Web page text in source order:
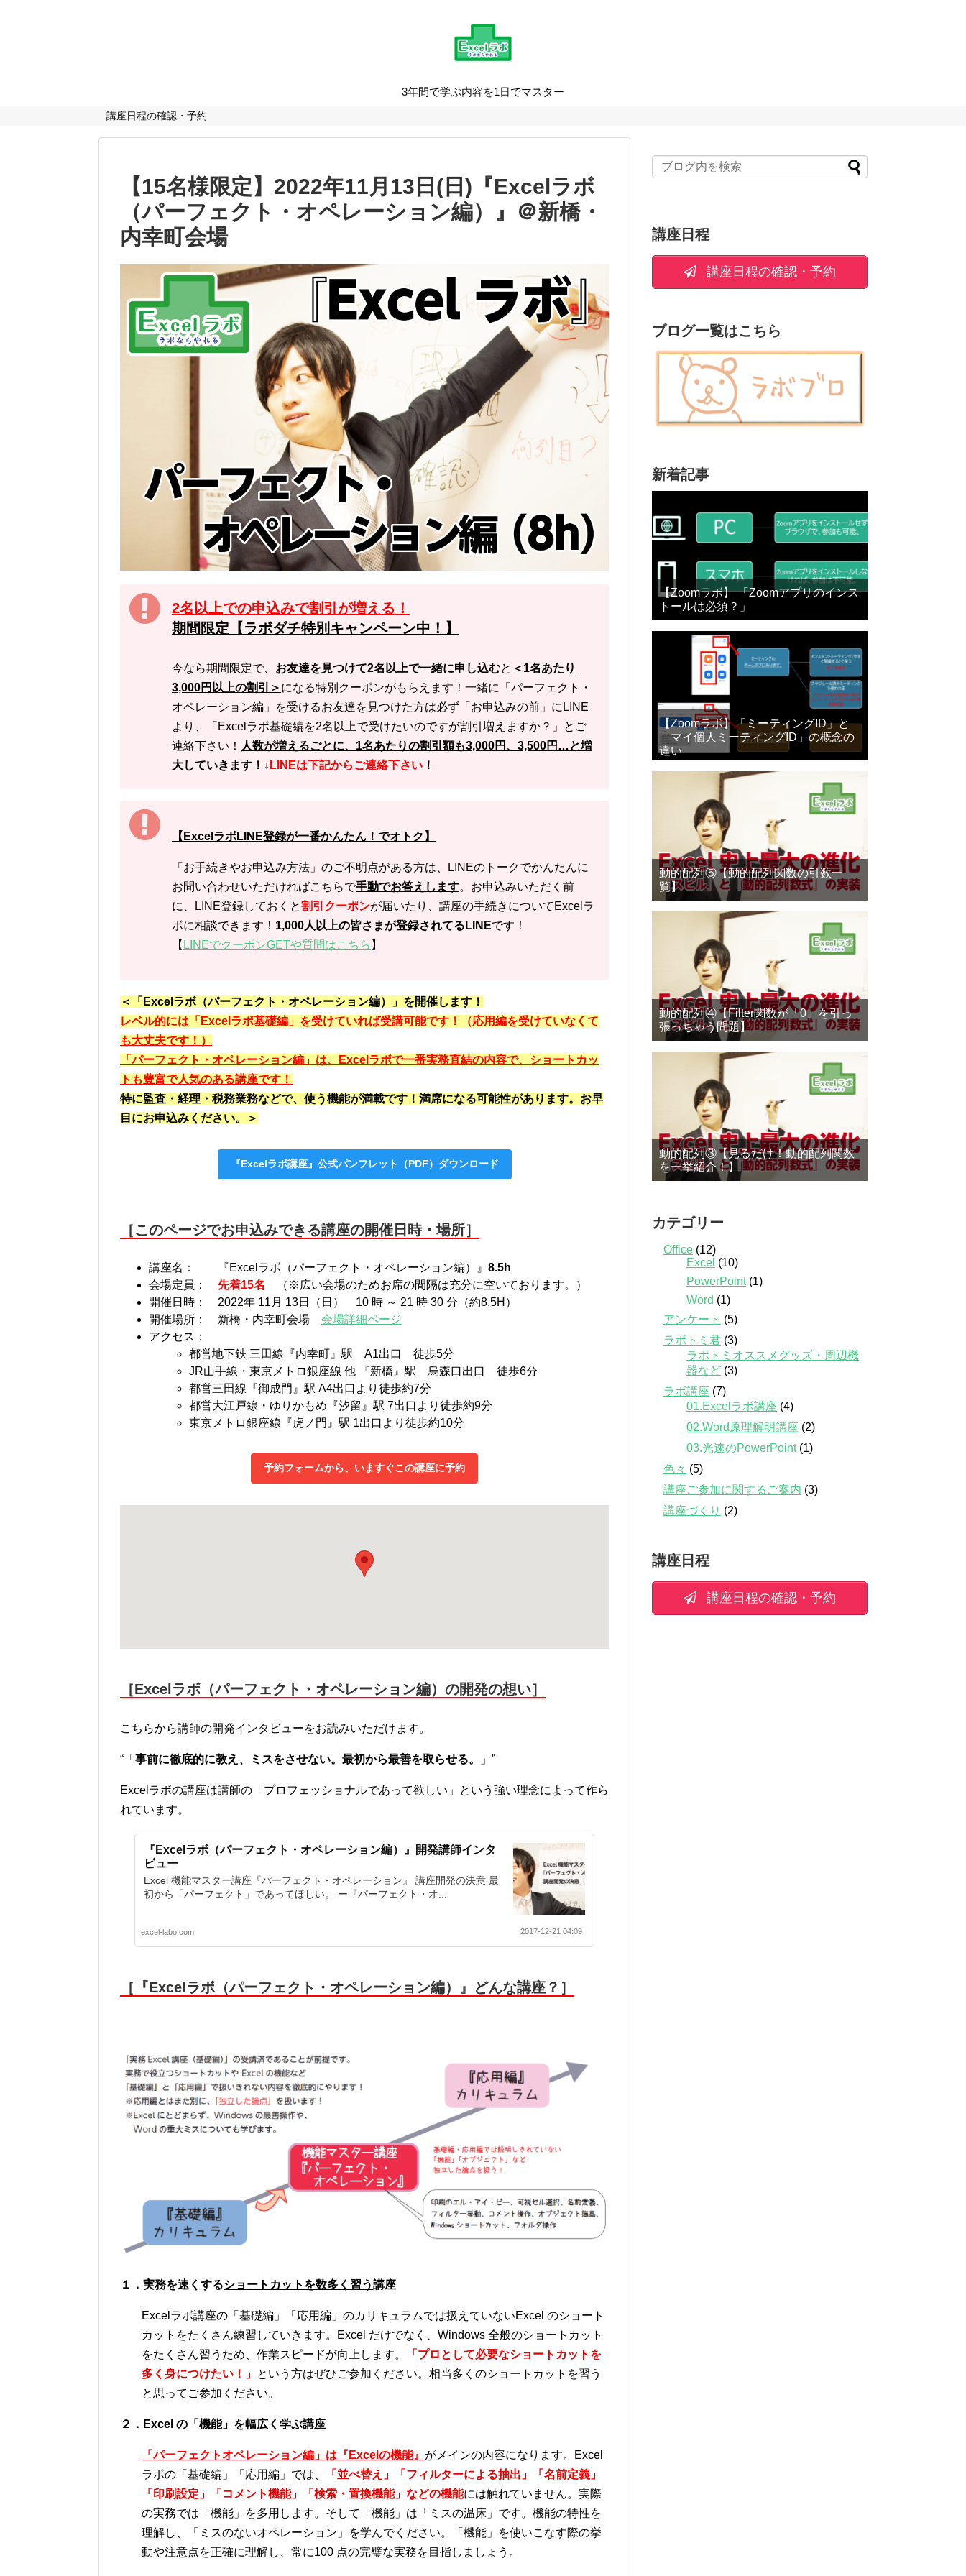
3年間で学ぶ内容を1日でマスター
講座日程の確認・予約
【15名様限定】2022年11月13日(日)『Excelラボ
（パーフェクト・オペレーション編）』＠新橋・
内幸町会場
2名以上での申込みで割引が増える！
期間限定【ラボダチ特別キャンペーン中！】
今なら期間限定で、 お友達を見つけて2名以上で一緒に申し込むと ＜1名あたり
3,000円以上の割引＞ になる特別クーポンがもらえます！一緒に「パーフェクト・
オペレーション編」を受けるお友達を見つけた方は必ず「お申込みの前」にLINE
より、「Excelラボ基礎編を2名以上で受けたいのですが割引増えますか？」とご
連絡下さい！ 人数が増えるごとに、1名あたりの割引額も3,000円、3,500円…と増
大していきます！↓ LINEは下記からご連絡下さい ！
【ExcelラボLINE登録が一番かんたん！でオトク】
「お手続きやお申込み方法」のご不明点がある方は、LINEのトークでかんたんに
お問い合わせいただければこちらで手動でお答えします。お申込みいただく前
に、LINE登録しておくと割引クーポンが届いたり、講座の手続きについてExcelラ
ボに相談できます！ 1,000人以上の皆さまが登録されてるLINEです！
【 LINEでクーポンGETや質問はこちら 】
＜「Excelラボ（パーフェクト・オペレーション編）」を開催します！
レベル的には「Excelラボ基礎編」を受けていれば受講可能です！（応用編を受けていなくて
も大丈夫です！）
「パーフェクト・オペレーション編」は、Excelラボで一番実務直結の内容で、ショートカッ
トも豊富で人気のある講座です！
特に監査・経理・税務業務などで、使う機能が満載です！ 満席になる可能性があります。お早
目にお申込みください。
＞
『Excelラボ講座』公式パンフレット（PDF）ダウンロード
［このページでお申込みできる講座の開催日時・場所］
講座名： 『Excelラボ（パーフェクト・オペレーション編）』 8.5h
会場定員： 先着15名
（※広い会場のためお席の間隔は充分に空いております。）
開催日時： 2022年 11月 13日（日） 10 時 ～ 21 時 30 分（約8.5H）
開催場所： 新橋・内幸町会場 会場詳細ページ
アクセス：
都営地下鉄 三田線『内幸町』駅 A1出口 徒歩5分
JR山手線・東京メトロ銀座線 他 『新橋』駅 烏森口出口 徒歩6分
都営三田線『御成門』駅 A4出口より徒歩約7分
都営大江戸線・ゆりかもめ『汐留』駅 7出口より徒歩約9分
東京メトロ銀座線『虎ノ門』駅 1出口より徒歩約10分
予約フォームから、いますぐこの講座に予約
［Excelラボ（パーフェクト・オペレーション編）の開発の想い］
こちらから講師の開発インタビューをお読みいただけます。
“「 事前に徹底的に教え、ミスをさせない。最初から最善を取らせる。 」”
Excelラボの講座は講師の「プロフェッショナルであって欲しい」という強い理念によって作ら
れています。
『Excelラボ（パーフェクト・オペレーション編）』開発講師インタ
ビュー
Excel 機能マスター講座『パーフェクト・オペレーション』 講座開発の決意 最
初から「パーフェクト」であってほしい。 ー『パーフェクト・オ...
excel-labo.com 2017-12-21 04:09
［『Excelラボ（パーフェクト・オペレーション編）』どんな講座？］
１．実務を速くするショートカットを数多く習う講座
Excelラボ講座の「基礎編」「応用編」のカリキュラムでは扱えていないExcel のショート
カットをたくさん練習していきます。Excel だけでなく、Windows 全般のショートカット
をたくさん習うため、作業スピードが向上します。
「プロとして必要なショートカットを
多く身につけたい！」 という方はぜひご参加ください。相当多くのショートカットを習う
と思ってご参加ください。
２．Excel の 「機能」 を幅広く学ぶ講座
「パーフェクトオペレーション編」は『Excelの機能』 がメインの内容になります。Excel
ラボの「基礎編」「応用編」では、
「並べ替え」「フィルターによる抽出」「名前定義」
「印刷設定」「コメント機能」「検索・置換機能」などの機能には触れていません。実際
の実務では「機能」を多用します。そして「機能」は「ミスの温床」です。機能の特性を
理解し、「ミスのないオペレーション」を学んでください。「機能」を使いこなす際の挙
動や注意点を正確に理解し、常に100 点の完璧な実務を目指しましょう。
講座日程
講座日程の確認・予約
ブログ一覧はこちら
新着記事
【Zoomラボ】 「Zoomアプリのインス
トールは必須？」
【Zoomラボ】「ミーティングID」と
「マイ個人ミーティングID」の概念の
違い
動的配列⑤【動的配列関数の引数一
覧】
動的配列④【Filter関数が「0」を引っ
張っちゃう問題】
動的配列③【見るだけ！動的配列関数
を一挙紹介！】
カテゴリー
Office (12)
Excel (10)
PowerPoint(1)
Word (1)
アンケート (5)
ラボトミ君 (3)
ラボトミオススメグッズ・周辺機
器など (3)
ラボ講座 (7)
01.Excelラボ講座 (4)
02.Word原理解明講座 (2)
03.光速のPowerPoint(1)
色々 (5)
講座ご参加に関するご案内 (3)
講座づくり (2)
講座日程
講座日程の確認・予約